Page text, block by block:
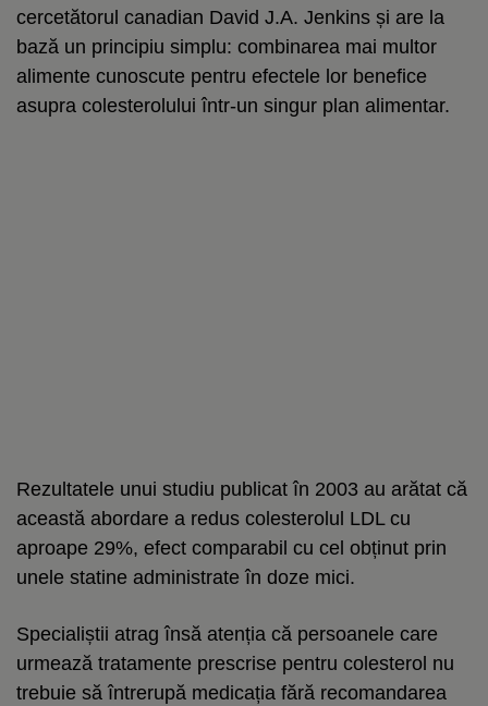
cercetătorul canadian David J.A. Jenkins și are la
bază un principiu simplu: combinarea mai multor
alimente cunoscute pentru efectele lor benefice
asupra colesterolului într-un singur plan alimentar.
Rezultatele unui studiu publicat în 2003 au arătat că
această abordare a redus colesterolul LDL cu
aproape 29%, efect comparabil cu cel obținut prin
unele statine administrate în doze mici.
Specialiștii atrag însă atenția că persoanele care
urmează tratamente prescrise pentru colesterol nu
trebuie să întrerupă medicația fără recomandarea